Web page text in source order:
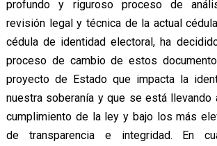
profundo y riguroso proceso de
revisión legal y técnica de la actual
cédula de identidad electoral, ha
proceso de cambio de estos
proyecto de Estado que impacta la
nuestra soberanía y que se está
cumplimiento de la ley y bajo los más
de transparencia e integridad. En